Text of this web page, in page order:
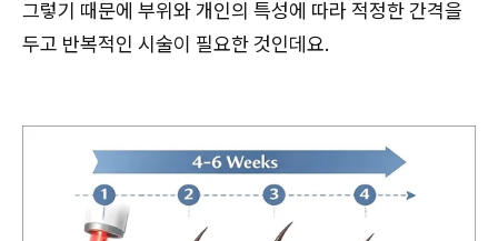
그렇기 때문에 부위와 개인의 특성에 따라 적정한 간격을
두고 반복적인 시술이 필요한 것인데요.